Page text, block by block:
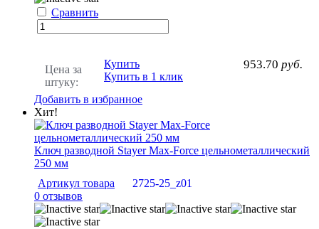
Сравнить
Цена за
штуку:
953.70 руб.
Купить
Купить в 1 клик
Добавить в избранное
Хит!
Ключ разводной Stayer Max-Force цельнометаллический
250 мм
Артикул товара
2725-25_z01
0 отзывов